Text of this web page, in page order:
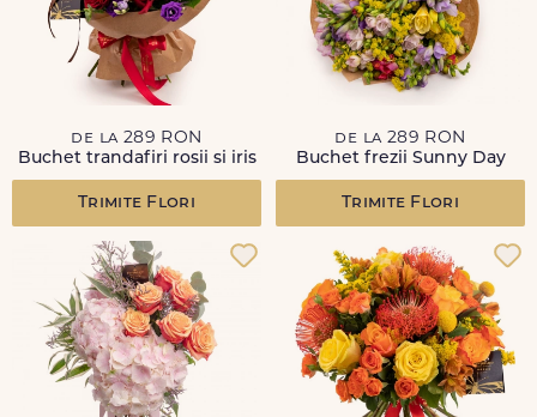
de la 289 RON
Buchet trandafiri rosii si iris
Trimite Flori
de la 289 RON
Buchet frezii Sunny Day
Trimite Flori